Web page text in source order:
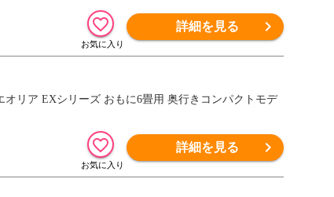
詳細を見る
オリア EXシリーズ おもに6畳用 奥行きコンパクトモデ
詳細を見る